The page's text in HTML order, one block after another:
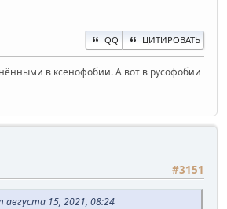
QQ ЦИТИРОВАТЬ
в ксенофобии. А вот в русофобии
#3151
15, 2021, 08:24